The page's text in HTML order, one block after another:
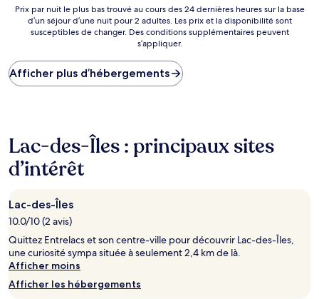
Prix
plus
bas
trouvé
24 dernières
heures
sur
la
d’un
séjour
d’une
nuit
pour
2 adultes.
Les
prix
Prix par nuit le plus bas trouvé au cours des 24 dernières heures sur la base
d’un séjour d’une nuit pour 2 adultes. Les prix et la disponibilité sont
susceptibles de changer. Des conditions supplémentaires peuvent
s’appliquer.
Afficher plus d’hébergements
Lac-des-Îles : principaux sites
d’intérêt
Lac-des-Îles
10.0/10 (2 avis)
Quittez Entrelacs et son centre-ville pour découvrir Lac-des-Îles,
une curiosité sympa située à seulement 2,4 km de là.
Afficher moins
Afficher les hébergements